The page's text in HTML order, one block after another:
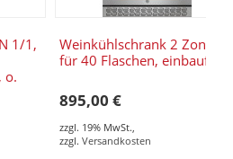
1/1,
o.
Weinkühlschrank 2 Zonen,
für 40 Flaschen,
895,00 €
zzgl. 19% MwSt.,
zzgl. Versandkosten